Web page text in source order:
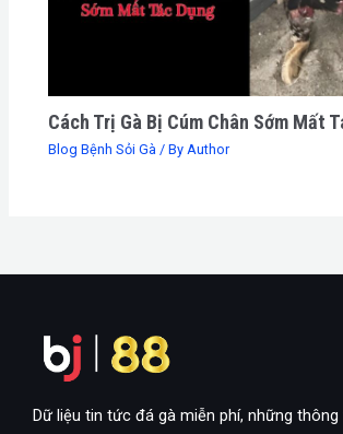
Cách Trị Gà Bị Cúm Chân Sớm Mất
Blog Bệnh Sỏi Gà / ByAuthor
Dữ liệu tin tức đá gà miễn phí, những